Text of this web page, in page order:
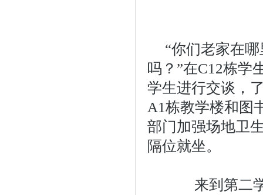
“你们老家在
吗？”在C12栋学
学生进行交谈，
A1栋教学楼和图
部门加强场地卫
隔位就坐。
来到第二学